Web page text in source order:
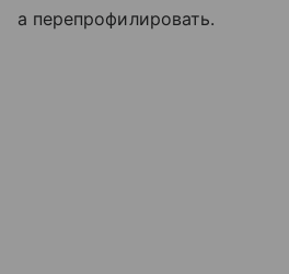
а перепрофилировать.